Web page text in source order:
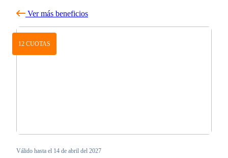
Ver más beneficios
12 CUOTAS
Válido hasta el 14 de abril del 2027